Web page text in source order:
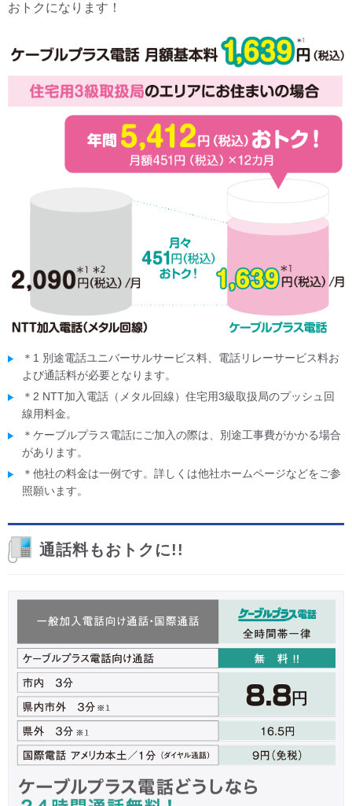
おトクになります！
＊1 別途電話ユニバーサルサービス料、電話リレーサービス料お
よび通話料が必要となります。
＊2 NTT加入電話（メタル回線）住宅用3級取扱局のプッシュ回
線用料金。
＊ケーブルプラス電話にご加入の際は、別途工事費がかかる場合
があります。
＊他社の料金は一例です。詳しくは他社ホームページなどをご参
照願います。
通話料もおトクに!!